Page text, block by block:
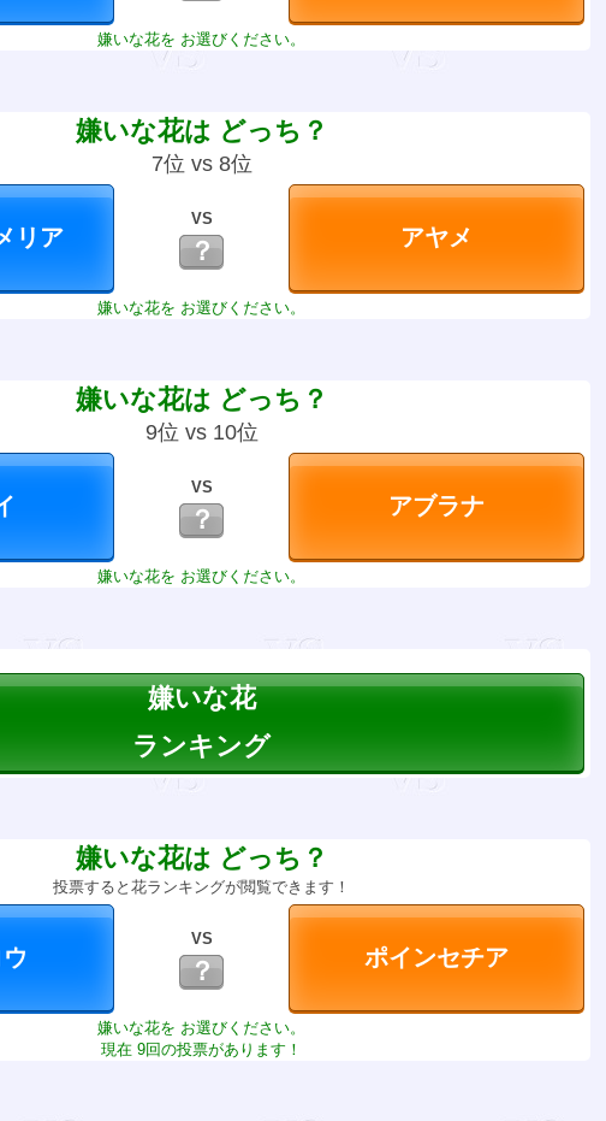
嫌いな花を お選びください。
嫌いな花は どっち？
7位 vs 8位
VS
？
嫌いな花を お選びください。
嫌いな花は どっち？
9位 vs 10位
VS
？
嫌いな花を お選びください。
嫌いな花
ランキング
嫌いな花は どっち？
投票すると花ランキングが閲覧できます！
VS
？
嫌いな花を お選びください。
現在 9回の投票があります！